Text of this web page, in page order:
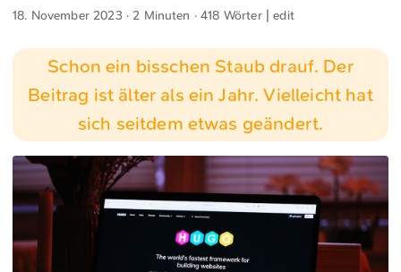
18. November 2023· 2 Minuten · 418 Wörter |edit
Schon ein bisschen Staub drauf. Der
Beitrag ist älter als ein Jahr. Vielleicht hat
sich seitdem etwas geändert.